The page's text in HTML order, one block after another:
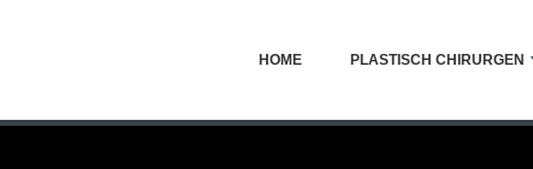
HOME PLASTISCH CHIRURGEN